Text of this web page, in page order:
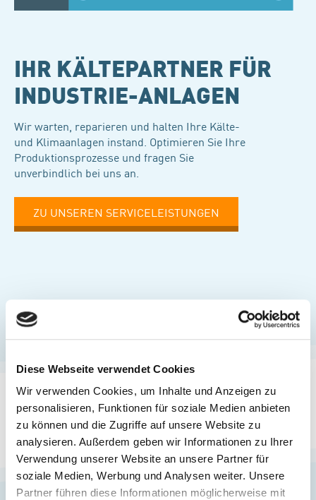
Diese Webseite verwendet Cookies
Wir verwenden Cookies, um Inhalte und Anzeigen zu
personalisieren, Funktionen für soziale Medien anbieten
zu können und die Zugriffe auf unsere Website zu
analysieren. Außerdem geben wir Informationen zu Ihrer
Verwendung unserer Website an unsere Partner für
soziale Medien, Werbung und Analysen weiter. Unsere
Partner führen diese Informationen möglicherweise mit
IHR KÄLTEPARTNER FÜR
INDUSTRIE-ANLAGEN
Wir warten, reparieren und halten Ihre Kälte-
und Klimaanlagen instand. Optimieren Sie Ihre
Produktionsprozesse und fragen Sie
unverbindlich bei uns an.
ZU UNSEREN SERVICELEISTUNGEN